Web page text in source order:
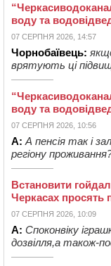
воду та
07 СЕРПНЯ 2026, 14:57
Чорнобаївець:
врятують ці
воду та
07 СЕРПНЯ 2026, 10:56
А: А пенсія так і
регіону
Встановити
Черкасах просять
07 СЕРПНЯ 2026, 10:09
А: Споконвіку
дозвілля,а також-